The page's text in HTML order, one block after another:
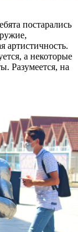
постарались
артистичность.
а некоторые
Разумеется, на